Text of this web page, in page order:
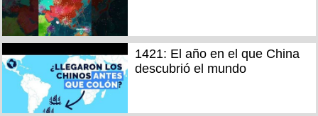
1421: El año en el que China
descubrió el mundo